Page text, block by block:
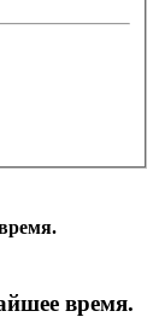
время.